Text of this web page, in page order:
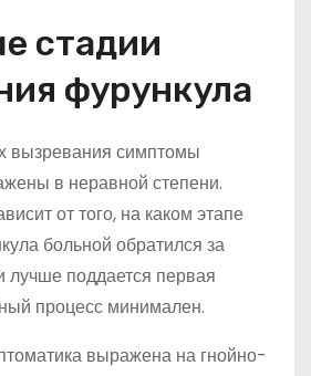
стадии
фурункула
вызревания симптомы
в неравной степени.
от того, на каком этапе
больной обратился за
поддается первая
процесс минимален.
выражена на гнойно-